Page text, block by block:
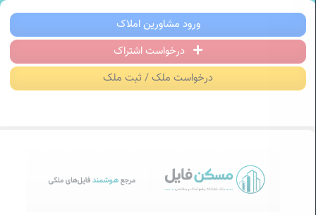
مسکن فایل | خرید، فروش، رهن و اجاره
ورود مشاورین املاک
درخواست اشتراک
درخواست ملک / ثبت ملک
مسکن
فایل